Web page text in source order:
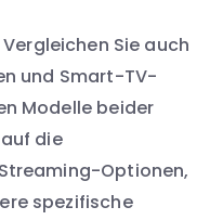
Sie auch
und Smart-TV-
Modelle beider
die
Optionen,
spezifische